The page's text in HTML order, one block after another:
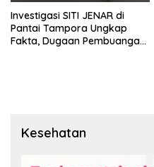
Investigasi SITI JENAR di
Pantai Tampora Ungkap
Fakta, Dugaan Pembuangan
Kesehatan